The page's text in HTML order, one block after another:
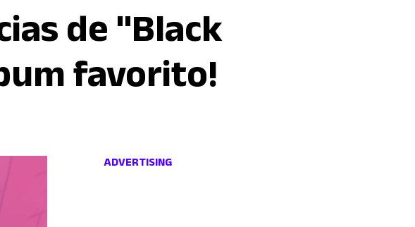
de "Black
favorito!
ADVERTISING